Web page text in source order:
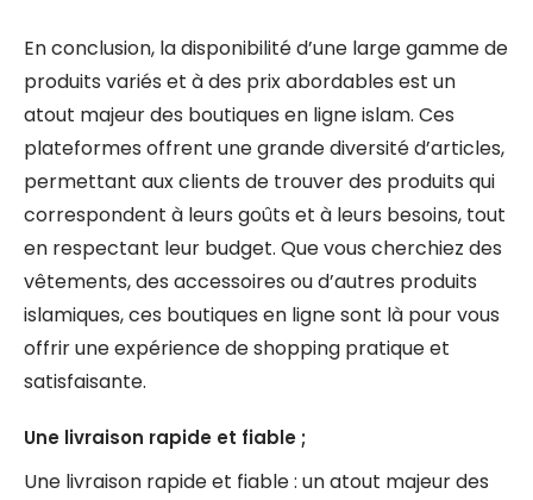
En conclusion, la disponibilité d’une large gamme de
produits variés et à des prix abordables est un
atout majeur des boutiques en ligne islam. Ces
plateformes offrent une grande diversité d’articles,
permettant aux clients de trouver des produits qui
correspondent à leurs goûts et à leurs besoins, tout
en respectant leur budget. Que vous cherchiez des
vêtements, des accessoires ou d’autres produits
islamiques, ces boutiques en ligne sont là pour vous
offrir une expérience de shopping pratique et
satisfaisante.
Une livraison rapide et fiable ;
Une livraison rapide et fiable : un atout majeur des